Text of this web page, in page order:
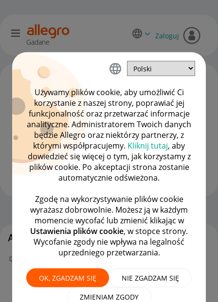
Używamy plików cookie, aby umożliwić Ci
korzystanie z naszej strony, poprawiać jej
funkcjonalność oraz przetwarzać informacje
analityczne. Administratorem Twoich danych
będzie Allegro oraz niektórzy partnerzy, z
którymi współpracujemy. Kliknij tutaj, aby
dowiedzieć się więcej o tym, jak korzystamy z
plików cookie. Po akceptacji strona zostanie
automatycznie odświeżona.
Zgodę na wykorzystywanie plików cookie
wyrażasz dobrowolnie. Możesz ją w każdym
momencie wycofać lub zmienić klikając w
Ustawienia plików cookie, w stopce strony.
Wycofanie zgody nie wpływa na legalność
uprzedniego przetwarzania.
OK, ZGADZAM SIĘ NIE ZGADZAM SIĘ
ZMIENIAM ZGODY
Gadane
Zaloguj
wypashmiel1975
#7 Wielbiciel
Strona Główna OPCJE
Aktywność wypashmiel1975
Twój nowy wpis
Odp.: Po jakim czasie sprzedawca
ma obowiązek zakończyć zwrot towaru?
Dyskusje kupujących
można już podziwiać :)
08:25